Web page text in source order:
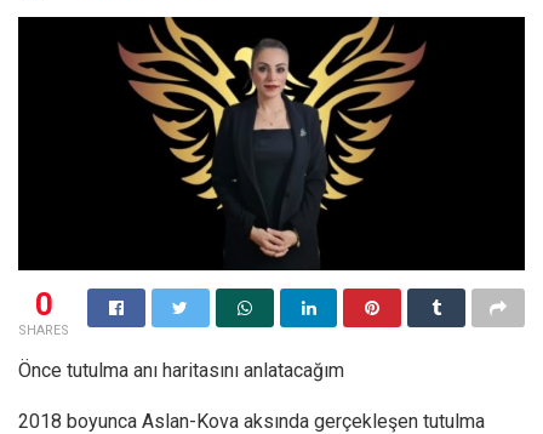
0
SHARES
Önce tutulma anı haritasını anlatacağım
2018 boyunca Aslan-Kova aksında gerçekleşen tutulma